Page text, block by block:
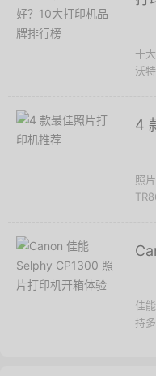
十
沃
4
照
佳
持